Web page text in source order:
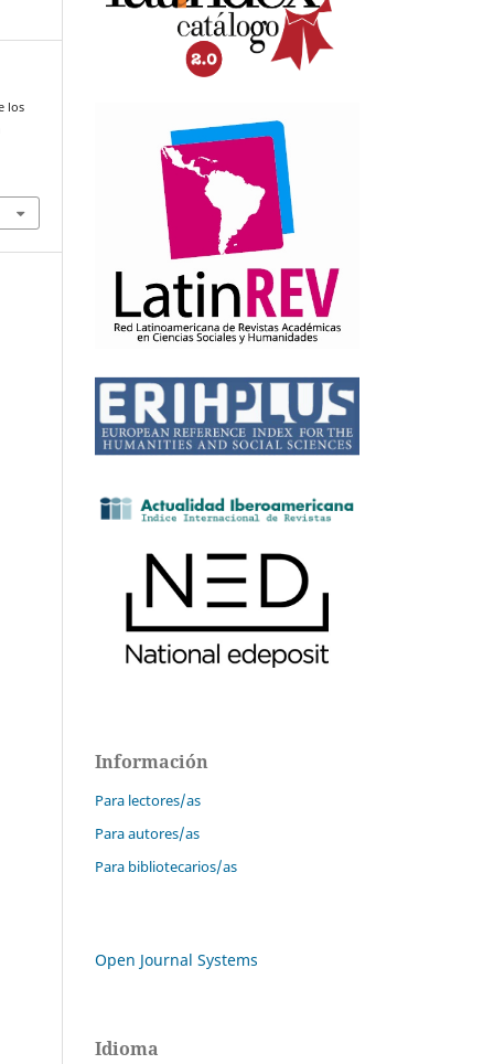
los
Información
Para lectores/as
Para autores/as
Para bibliotecarios/as
Open Journal Systems
Idioma